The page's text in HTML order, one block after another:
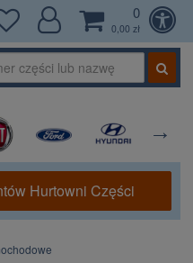
0
0,00 zł
Hurtowni Części